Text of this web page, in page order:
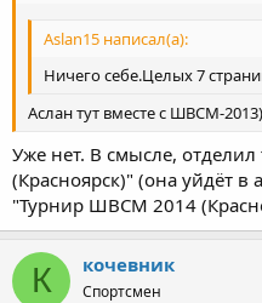
Aslan15 написал(а):
Ничего себе.Целых 7
Аслан тут вместе с ШВСМ-
Уже нет. В смысле,
(Красноярск)" (она уйдёт
"Турнир ШВСМ 2014
К кочевник
Спортсмен